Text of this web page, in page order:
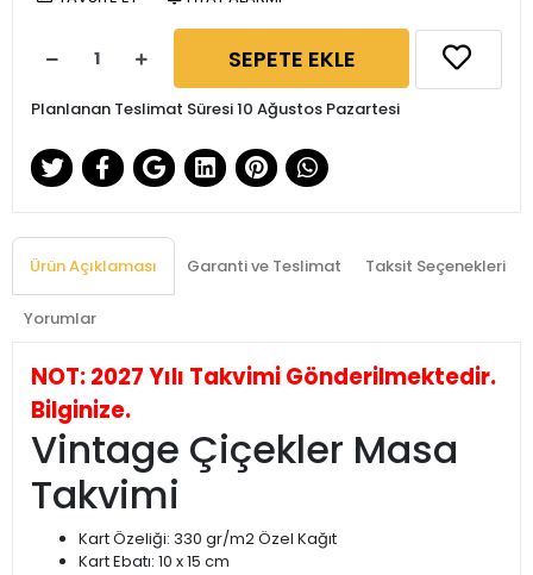
SEPETE EKLE
Planlanan Teslimat Süresi 10 Ağustos Pazartesi
Ürün Açıklaması Garanti ve Teslimat Taksit Seçenekleri
Yorumlar
NOT: 2027 Yılı Takvimi Gönderilmektedir.
Bilginize.
Vintage Çiçekler Masa
Takvimi
Kart Özeliği: 330 gr/m2 Özel Kağıt
Kart Ebatı: 10 x 15 cm